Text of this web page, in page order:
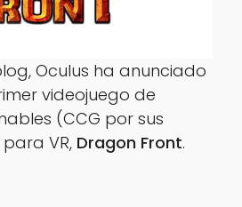
Oculus ha anunciado
videojuego de
(CCG por sus
VR, Dragon Front.